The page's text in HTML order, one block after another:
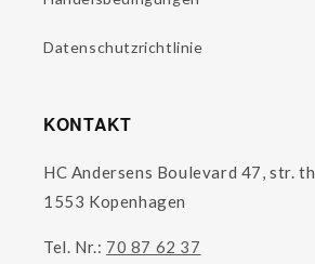
Datenschutzrichtlinie
KONTAKT
HC Andersens Boulevard 47, str. th
1553 Kopenhagen
Tel. Nr.: 70 87 62 37